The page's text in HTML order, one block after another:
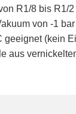
R1/8 bis R1/
von -1
geeignet (kein
aus